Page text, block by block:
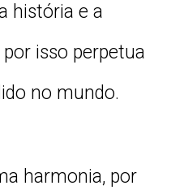
história e a
isso perpetua
no mundo.
harmonia, por